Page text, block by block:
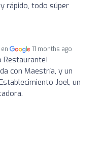
rápido, todo súper
11 months ago
Restaurante!
con Maestría, y un
Joel, un